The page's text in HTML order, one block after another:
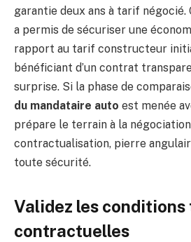
garantie deux ans à tarif
a permis de sécuriser une
rapport au tarif constructeur
bénéficiant d’un contrat
surprise. Si la phase de
du mandataire auto est menée
prépare le terrain à la
contractualisation, pierre
toute sécurité.
Validez les
contractuelles